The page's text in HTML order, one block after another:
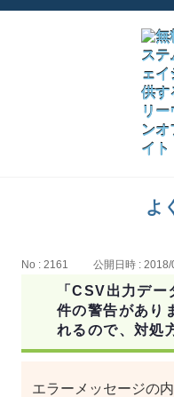
よ
No : 2161 公開日時 :
「CSV出力デ
件の警告があり
れるので、対処
エラーメッセージの